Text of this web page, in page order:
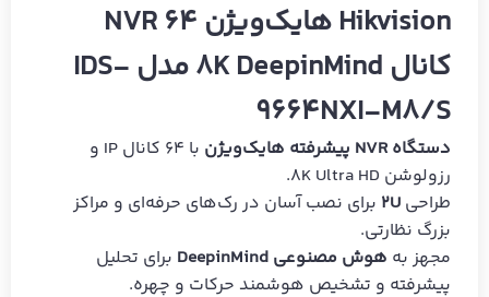
Hikvision هایک‌ویژن NVR 64
کانال 8K DeepinMind مدل IDS-
9664NXI-M8/S
دستگاه NVR پیشرفته هایک‌ویژن
با 64 کانال IP و
رزولوشن 8K Ultra HD.
طراحی 2U برای نصب آسان در رک‌های حرفه‌ای و مراکز
بزرگ نظارتی.
مجهز به هوش مصنوعی DeepinMind
برای تحلیل
پیشرفته و تشخیص هوشمند حرکات و چهره.